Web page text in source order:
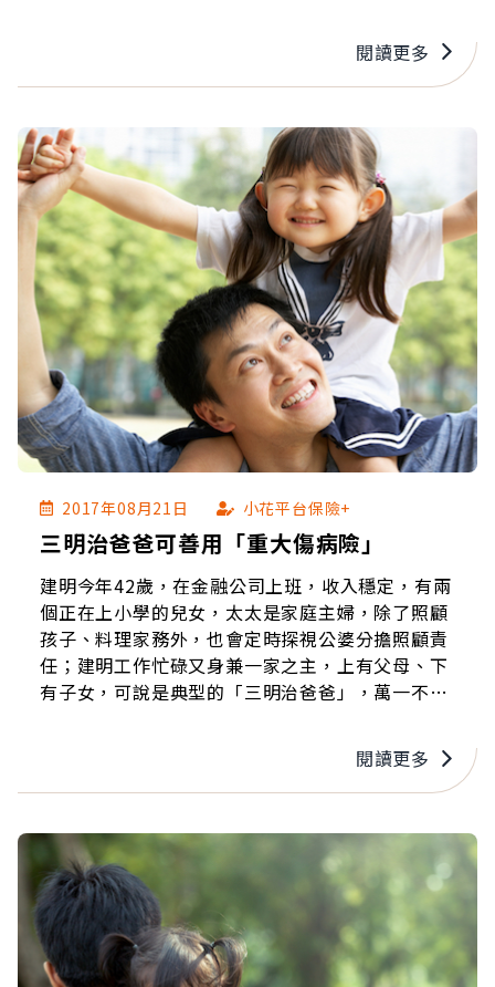
透過保險進行子女教育基金及退休規劃，所以儲蓄
險買了不少，但對其他險種卻總興趣缺缺。閱讀更多
2017年08月21日 小花平台保險+
三明治爸爸可善用「重大傷病險」
建明今年42歲，在金融公司上班，收入穩定，有兩
個正在上小學的兒女，太太是家庭主婦，除了照顧
孩子、料理家務外，也會定時探視公婆分擔照顧責
任；建明工作忙碌又身兼一家之主，上有父母、下
有子女，可說是典型的「三明治爸爸」，萬一不幸
花平台一起為三明治爸爸加油打氣，一起做好保險
閱讀更多